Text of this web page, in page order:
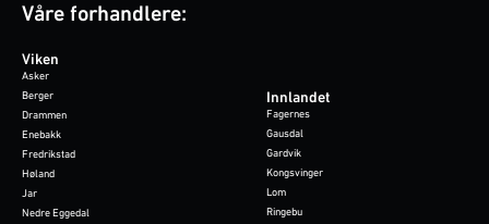
Våre forhandlere:
Viken
Asker
Berger
Drammen
Enebakk
Fredrikstad
Høland
Jar
Nedre Eggedal
Innlandet
Fagernes
Gausdal
Gardvik
Kongsvinger
Lom
Ringebu